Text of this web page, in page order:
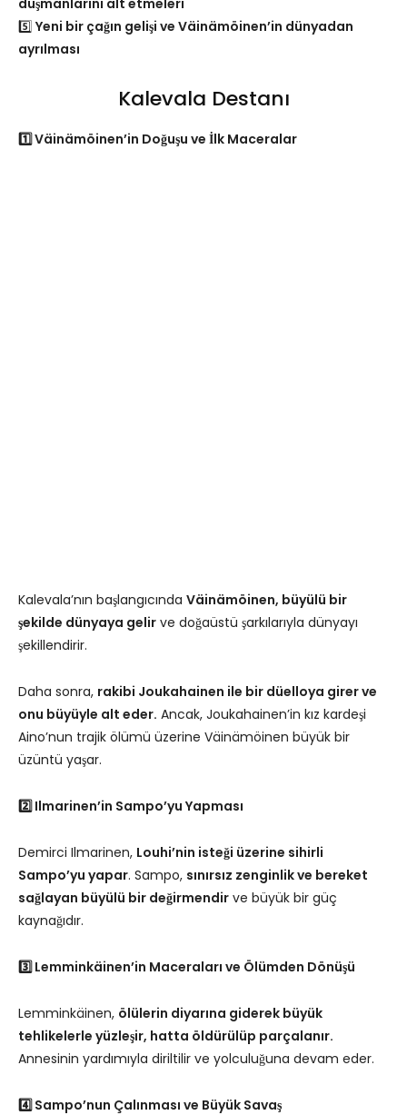
5️⃣ Yeni bir çağın gelişi ve Väinämöinen’in dünyadan
ayrılması
Kalevala Destanı
1️⃣ Väinämöinen’in Doğuşu ve İlk Maceralar
Kalevala’nın başlangıcında Väinämöinen, büyülü bir
şekilde dünyaya gelir ve doğaüstü şarkılarıyla dünyayı
şekillendirir.
Daha sonra, rakibi Joukahainen ile bir düelloya girer ve
onu büyüyle alt eder. Ancak, Joukahainen’in kız kardeşi
Aino’nun trajik ölümü üzerine Väinämöinen büyük bir
üzüntü yaşar.
2️⃣ Ilmarinen’in Sampo’yu Yapması
Demirci Ilmarinen, Louhi’nin isteği üzerine sihirli
Sampo’yu yapar. Sampo, sınırsız zenginlik ve bereket
sağlayan büyülü bir değirmendir ve büyük bir güç
kaynağıdır.
3️⃣ Lemminkäinen’in Maceraları ve Ölümden Dönüşü
Lemminkäinen, ölülerin diyarına giderek büyük
tehlikelerle yüzleşir, hatta öldürülüp parçalanır.
Annesinin yardımıyla diriltilir ve yolculuğuna devam eder.
4️⃣ Sampo’nun Çalınması ve Büyük Savaş